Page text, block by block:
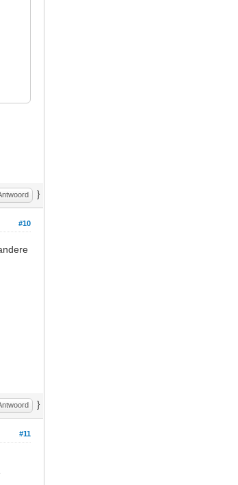
}
#10
}
#11